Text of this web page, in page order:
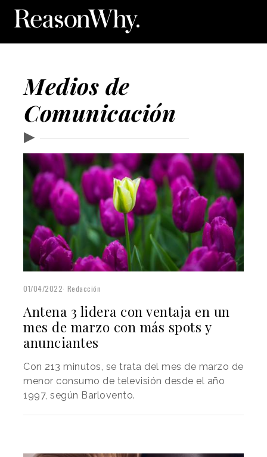
Medios de
Comunicación
▶
01/04/2022 Redacción
Antena 3 lidera con ventaja en un
mes de marzo con más spots y
anunciantes
Con 213 minutos, se trata del mes de marzo de
menor consumo de televisión desde el año
1997, según Barlovento.